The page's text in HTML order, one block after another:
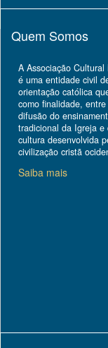
Quem Somos
A Associação Cultural
é uma entidade civil
orientação católica
como finalidade,
difusão do
tradicional da Igreja e
cultura desenvolvida
civilização cristã
Saiba mais